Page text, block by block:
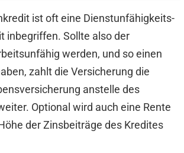
ist oft eine Dienstunfähigkeits-
inbegriffen. Sollte also der
werden, und so einen
zahlt die Versicherung die
anstelle des
Optional wird auch eine Rente
der Zinsbeiträge des Kredites